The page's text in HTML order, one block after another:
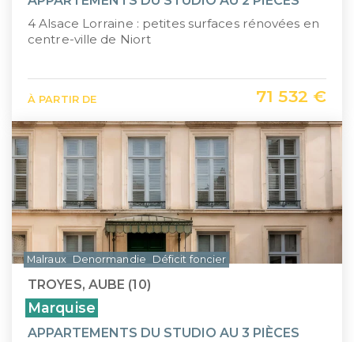
4 Alsace Lorraine : petites surfaces rénovées en
centre-ville de Niort
À PARTIR DE 71 532 €
TROYES, AUBE (10)
Marquise
APPARTEMENTS DU STUDIO AU 3 PIÈCES
Malraux Denormandie Déficit foncier